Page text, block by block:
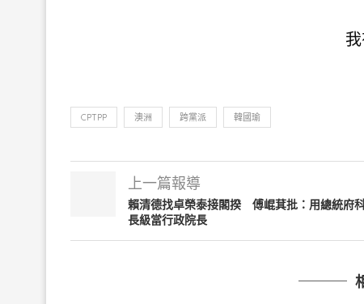
CPTPP 澳洲 跨黨派 韓國瑜
上一篇報導
賴清德找卓榮泰接閣揆 傅崐萁批：用總統府
長級當行政院長